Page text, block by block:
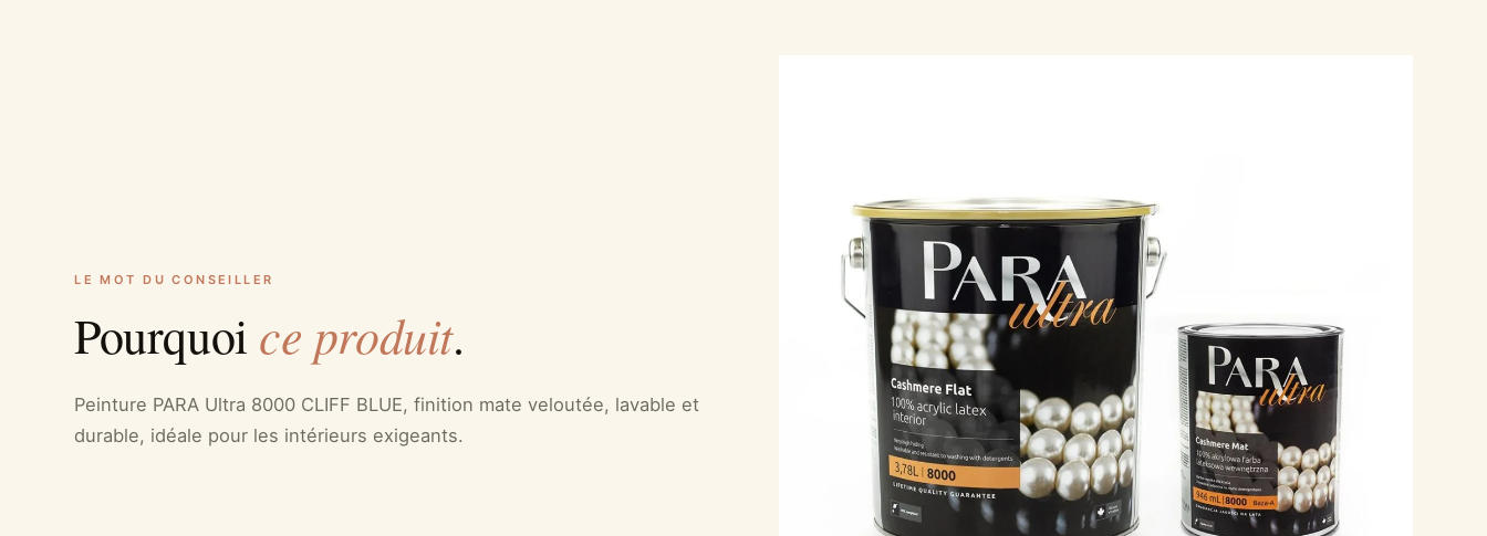
LE MOT DU CONSEILLER
Pourquoi ce produit.
Peinture PARA Ultra 8000 CLIFF BLUE, finition mate veloutée, lavable et
durable, idéale pour les intérieurs exigeants.